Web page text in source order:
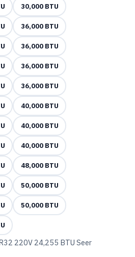
30,000 BTU
36,000 BTU
36,000 BTU
36,000 BTU
36,000 BTU
40,000 BTU
40,000 BTU
40,000 BTU
48,000 BTU
50,000 BTU
50,000 BTU
220V 24,255 BTU Seer